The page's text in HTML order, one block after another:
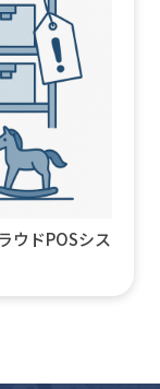
ウドPOSシス